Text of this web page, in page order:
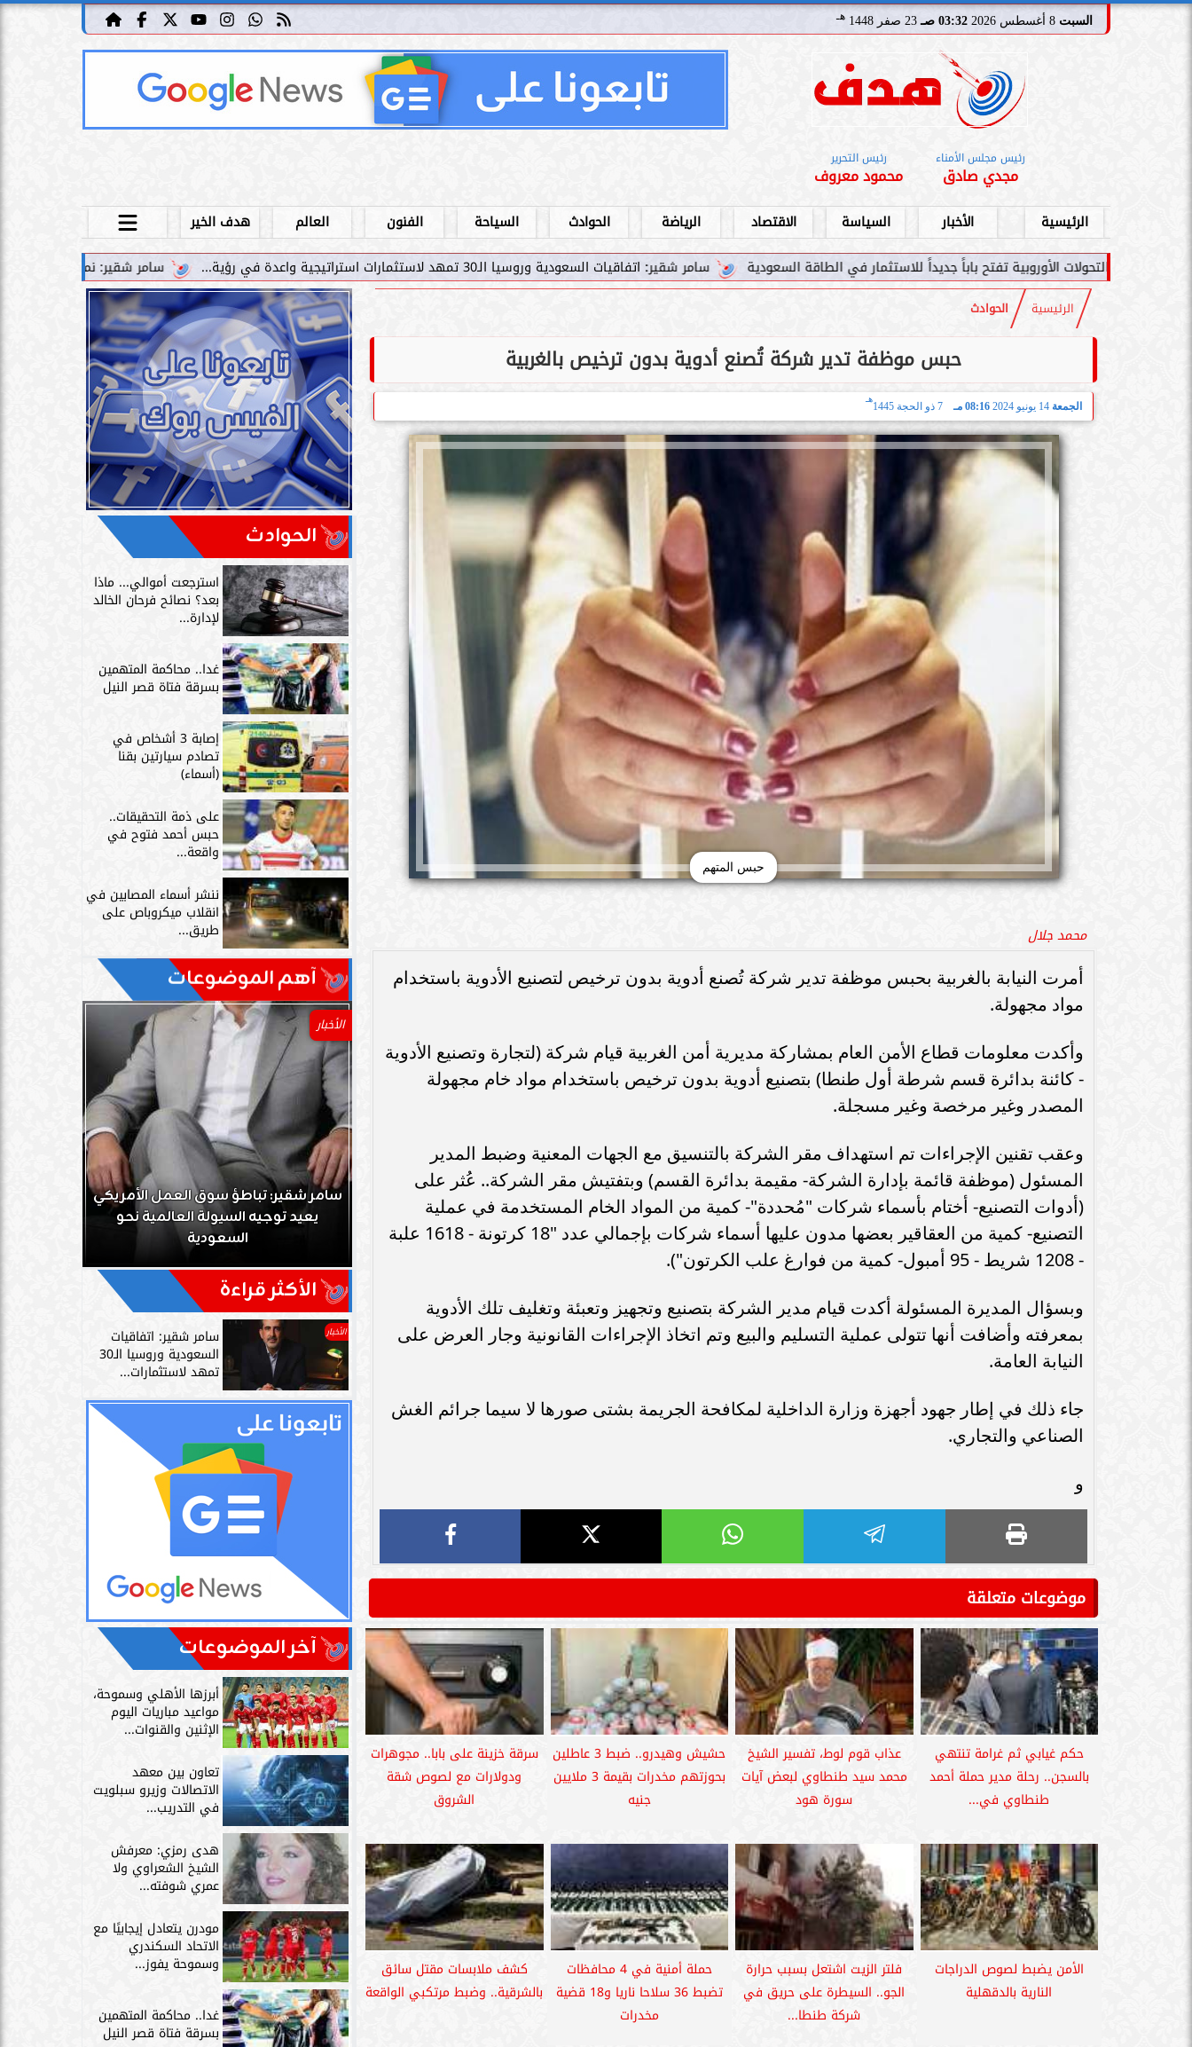
السبت 03:32 صـ 23 صفر 1448 هـ
رئيس مجلس الأمناء
مجدي صادق
رئيس التحرير
محمود معروف
الرئيسية الأخبار السياسة الاقتصاد الرياضة الحوادث السياحة الفنون العالم
هدف الخير
سامر شقير: نمو صناديق الاستثمار الخاصة دليل حي
سامر شقير: اتفاقيات السعودية وروسيا الـ30 تمهد لاستثمارات استراتيجية واعدة في رؤية... الأوروبية تفتح باباً جديداً للاستثمار في الطاقة السعودية
الرئيسية الحوادث
حبس موظفة تدير شركة تُصنع أدوية بدون ترخيص بالغربية
الجمعة 14 يونيو 2024 08:16 مـ 7 ذو الحجة 1445
هـ
حبس المتهم
محمد جلال
أمرت النيابة بالغربية بحبس موظفة تدير شركة تُصنع أدوية بدون ترخيص لتصنيع الأدوية باستخدام
مواد مجهولة.
وأكدت معلومات قطاع الأمن العام بمشاركة مديرية أمن الغربية قيام شركة (لتجارة وتصنيع الأدوية
- كائنة بدائرة قسم شرطة أول طنطا) بتصنيع أدوية بدون ترخيص باستخدام مواد خام مجهولة
المصدر وغير مرخصة وغير مسجلة.
وعقب تقنين الإجراءات تم استهداف مقر الشركة بالتنسيق مع الجهات المعنية وضبط المدير
المسئول (موظفة قائمة بإدارة الشركة- مقيمة بدائرة القسم) وبتفتيش مقر الشركة.. عُثر على
(أدوات التصنيع- أختام بأسماء شركات "مُحددة"- كمية من المواد الخام المستخدمة في عملية
التصنيع- كمية من العقاقير بعضها مدون عليها أسماء شركات بإجمالي عدد "18 كرتونة - 1618 علبة
- 1208 شريط - 95 أمبول- كمية من فوارغ علب الكرتون").
وبسؤال المديرة المسئولة أكدت قيام مدير الشركة بتصنيع وتجهيز وتعبئة وتغليف تلك الأدوية
بمعرفته وأضافت أنها تتولى عملية التسليم والبيع وتم اتخاذ الإجراءات القانونية وجار العرض على
النيابة العامة.
جاء ذلك في إطار جهود أجهزة وزارة الداخلية لمكافحة الجريمة بشتى صورها لا سيما جرائم الغش
الصناعي والتجاري.
و
موضوعات متعلقة
حكم غيابي ثم غرامة تنتهي
بالسجن.. رحلة مدير حملة أحمد
طنطاوي في...
عذاب قوم لوط، تفسير الشيخ
محمد سيد طنطاوي لبعض آيات
سورة هود
حشيش وهيدرو.. ضبط 3 عاطلين
بحوزتهم مخدرات بقيمة 3 ملايين
جنيه
سرقة خزينة على بابا.. مجوهرات
ودولارات مع لصوص شقة
الشروق
الأمن يضبط لصوص الدراجات
النارية بالدقهلية
فلتر الزيت اشتعل بسبب حرارة
الجو.. السيطرة على حريق في
شركة طنطا...
حملة أمنية في 4 محافظات
تضبط 36 سلاحا ناريا و18 قضية
مخدرات
كشف ملابسات مقتل سائق
بالشرقية.. وضبط مرتكبي الواقعة
الحوادث
استرجعت أموالي... ماذا
بعد؟ نصائح فرحان الخالد
لإدارة...
غدا.. محاكمة المتهمين
بسرقة فتاة قصر النيل
إصابة 3 أشخاص في
تصادم سيارتين بقنا
(أسماء)
على ذمة التحقيقات..
حبس أحمد فتوح في
واقعة...
ننشر أسماء المصابين في
انقلاب ميكروباص على
طريق...
آهم الموضوعات
سامر شقير: اتفاقيات السعودية وروسيا
الـ30 تمهد لاستثمارات استراتيجية واعدة
في رؤية...
سامر شقير: التحولات الأوروبية تفتح باباً
جديداً للاستثمار في الطاقة السعودية
سامر شقير: ارتفاع استثمارات البنوك
السعودية يعكس متانة السيولة ويعزز
الاستقرار المالي
الأخبار
سامر شقير: تباطؤ سوق العمل الأمريكي
يعيد توجيه السيولة العالمية نحو
السعودية
الأكثر قراءة
الأخبار سامر شقير: اتفاقيات
السعودية وروسيا الـ30
تمهد لاستثمارات...
آخر الموضوعات
أبرزها الأهلي وسموحة،
مواعيد مباريات اليوم
الإثنين والقنوات...
تعاون بين معهد
الاتصالات وزيرو سبلويت
في التدريب...
هدى رمزي: معرفش
الشيخ الشعراوي ولا
عمري شوفته...
مودرن يتعادل إيجابيًا مع
الاتحاد السكندري
وسموحة يفوز...
غدا.. محاكمة المتهمين
بسرقة فتاة قصر النيل